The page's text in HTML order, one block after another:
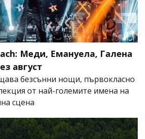
Меди, Емануела, Галена
август
безсънни нощи, първокласно
от най-големите имена на
сцена